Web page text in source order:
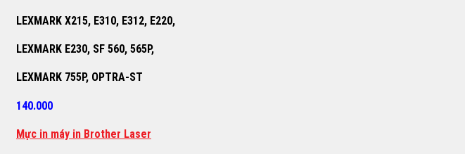
LEXMARK X215, E310, E312, E220,
LEXMARK E230, SF 560, 565P,
LEXMARK 755P, OPTRA-ST
140.000
Mực in máy in Brother Laser